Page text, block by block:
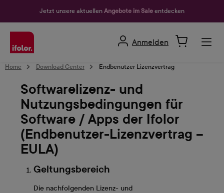
Jetzt unsere aktuellen Angebote im Sale entdecken
Anmelden
Home Download Center Endbenutzer Lizenzvertrag
Softwarelizenz- und
Nutzungsbedingungen für
Software / Apps der Ifolor
(Endbenutzer-Lizenzvertrag –
EULA)
Geltungsbereich
Die nachfolgenden Lizenz- und